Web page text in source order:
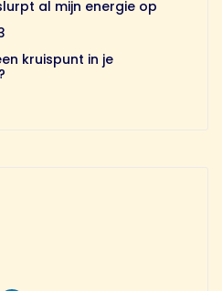
al mijn energie op
kruispunt in je